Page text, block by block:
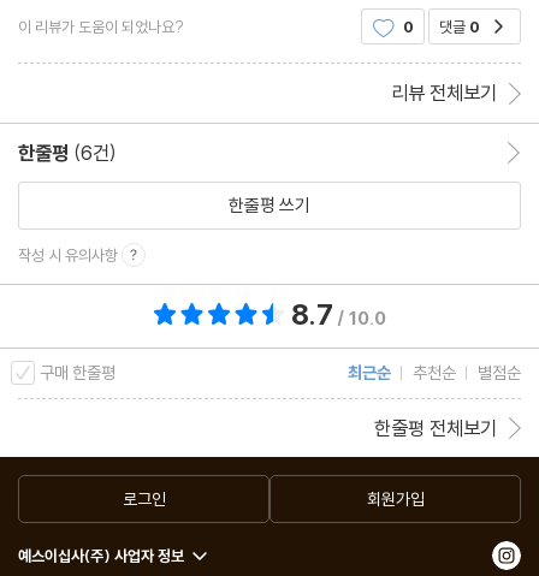
이 리뷰가 도움이 되었나요? 0 댓글 0
리뷰 전체보기
한줄평 (6건)
한줄평 쓰기
작성 시 유의사항
8.7 / 10.0
구매 한줄평 최근순 추천순 별점순
한줄평 전체보기
로그인 회원가입
예스이십사(주) 사업자 정보